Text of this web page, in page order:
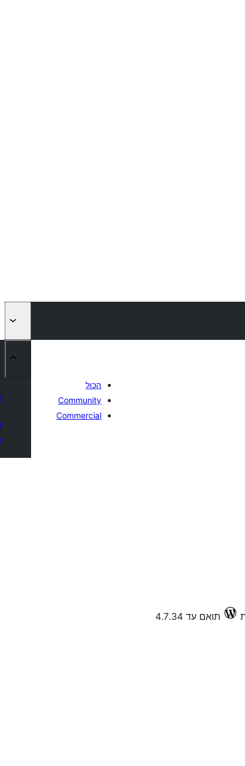
הכול
Community
Commercial
תואם עד 4.7.34